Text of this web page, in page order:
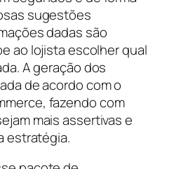
sugestões
dadas são
ao lojista escolher qual
A geração dos
de acordo com o
fazendo com
mais assertivas e
estratégia.